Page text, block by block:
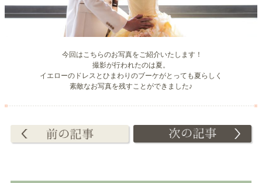
今回はこちらのお写真をご紹介いたします！
撮影が行われたのは夏。
イエローのドレスとひまわりのブーケがとっても夏らしく
素敵なお写真を残すことができました♪